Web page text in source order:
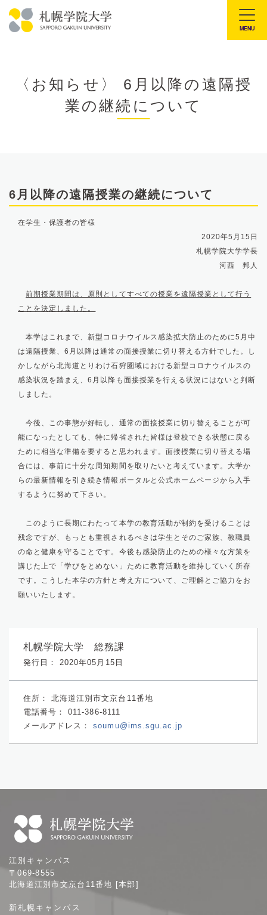
文
MENU
〈お知らせ〉 6月以降の遠隔授
業の継続について
6月以降の遠隔授業の継続について
在学生・保護者の皆様
2020年5月15日
札幌学院大学学長
河西 邦人
前期授業期間は、原則としてすべての授業を遠隔授業として行う
ことを決定しました。
本学はこれまで、新型コロナウイルス感染拡大防止のために5月中
は遠隔授業、6月以降は通常の面接授業に切り替える方針でした。し
かしながら北海道とりわけ石狩圏域における新型コロナウイルスの
感染状況を踏まえ、6月以降も面接授業を行える状況にはないと判断
しました。
今後、この事態が好転し、通常の面接授業に切り替えることが可
能になったとしても、特に帰省された皆様は登校できる状態に戻る
ために相当な準備を要すると思われます。面接授業に切り替える場
合には、事前に十分な周知期間を取りたいと考えています。大学か
らの最新情報を引き続き情報ポータルと公式ホームページから入手
するように努めて下さい。
このように長期にわたって本学の教育活動が制約を受けることは
残念ですが、もっとも重視されるべきは学生とそのご家族、教職員
の命と健康を守ることです。今後も感染防止のための様々な方策を
講じた上で「学びをとめない」ために教育活動を維持していく所存
です。こうした本学の方針と考え方について、ご理解とご協力をお
願いいたします。
発行日： 2020年05月15日
札幌学院大学 総務課
住所：
北海道江別市文京台11番地
電話番号：
011-386-8111
メールアドレス：
soumu@ims.sgu.ac.jp
幌
学
大
江別キャンパス
〒069-8555
北海道江別市文京台11番地 [本部]
新札幌キャンパス